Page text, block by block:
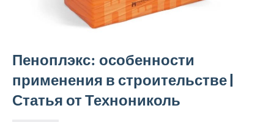
Пеноплэкс: особенности
применения в строительстве |
Статья от Технониколь